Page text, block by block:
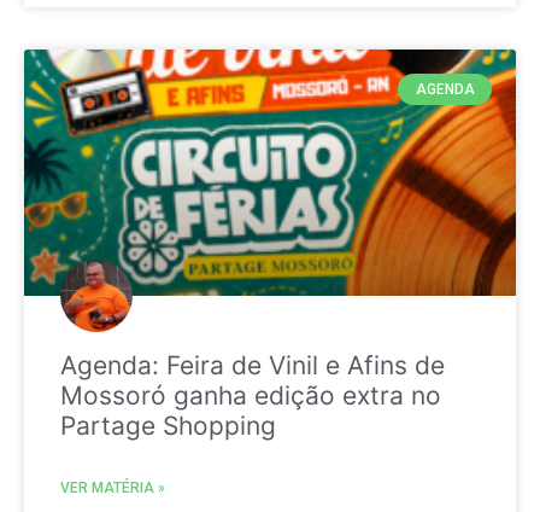
AGENDA
Agenda: Feira de Vinil e Afins de
Mossoró ganha edição extra no
Partage Shopping
VER MATÉRIA »